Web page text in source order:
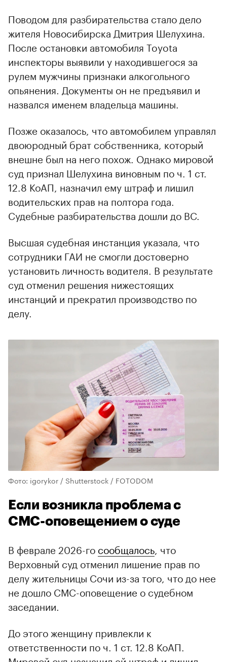
00:00 / 00:00
Поводом для разбирательства стало дело
жителя Новосибирска Дмитрия Шелухина.
После остановки автомобиля Toyota
инспекторы выявили у находившегося за
рулем мужчины признаки алкогольного
опьянения. Документы он не предъявил и
назвался именем владельца машины.
Позже оказалось, что автомобилем управлял
двоюродный брат собственника, который
внешне был на него похож. Однако мировой
суд признал Шелухина виновным по ч. 1 ст.
12.8 КоАП, назначил ему штраф и лишил
водительских прав на полтора года.
Судебные разбирательства дошли до ВС.
Высшая судебная инстанция указала, что
сотрудники ГАИ не смогли достоверно
установить личность водителя. В результате
суд отменил решения нижестоящих
инстанций и прекратил производство по
делу.
Фото: igorykor / Shutterstock / FOTODOM
Если возникла проблема с
СМС-оповещением о суде
В феврале 2026-го сообщалось, что
Верховный суд отменил лишение прав по
делу жительницы Сочи из-за того, что до нее
не дошло СМС-оповещение о судебном
заседании.
До этого женщину привлекли к
ответственности по ч. 1 ст. 12.8 КоАП.